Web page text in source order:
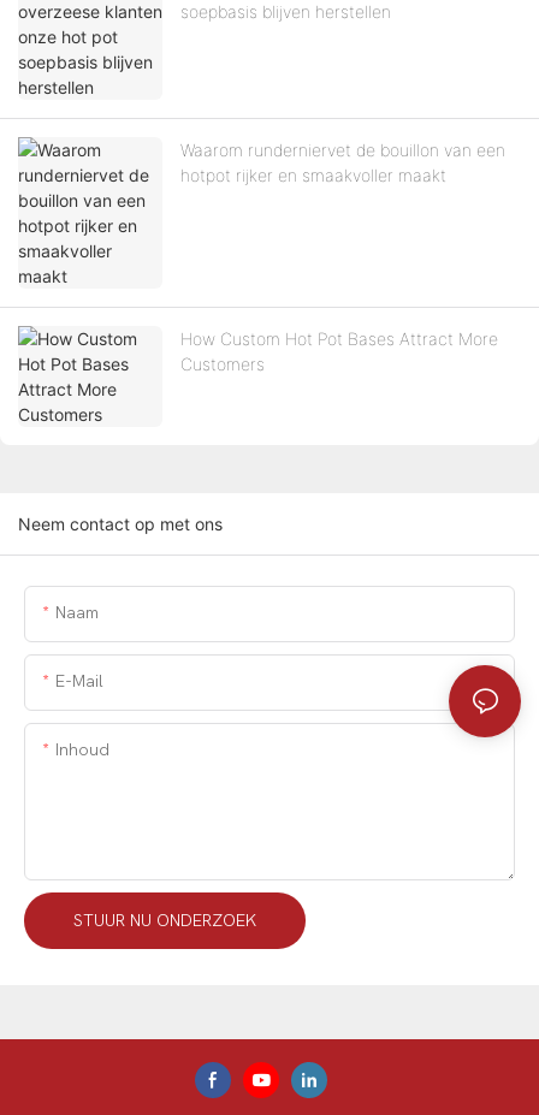
soepbasis blijven herstellen
Waarom runderniervet de bouillon van een
hotpot rijker en smaakvoller maakt
How Custom Hot Pot Bases Attract More
Customers
Neem contact op met ons
Naam
E-Mail
Inhoud
STUUR NU ONDERZOEK